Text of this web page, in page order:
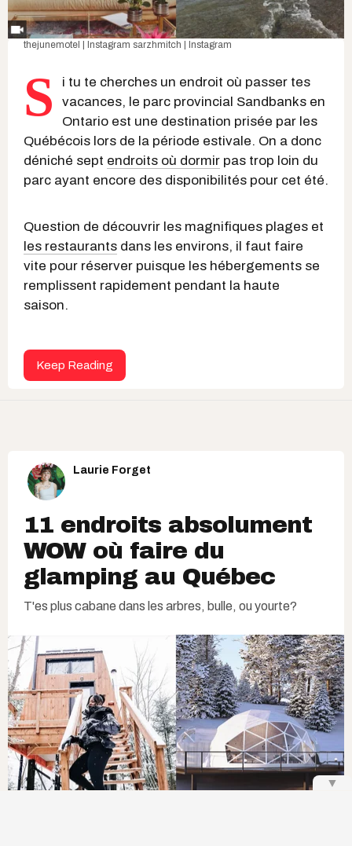
thejunemotel | Instagram sarzhmitch | Instagram
S
i tu te cherches un endroit où passer tes
vacances, le parc provincial Sandbanks en
Ontario est une destination prisée par les
Québécois lors de la période estivale. On a donc
déniché sept endroits où dormir pas trop loin du
parc ayant encore des disponibilités pour cet été.
Question de découvrir les magnifiques plages et
les restaurants dans les environs, il faut faire
vite pour réserver puisque les hébergements se
remplissent rapidement pendant la haute
saison.
Keep Reading
Laurie Forget
11 endroits absolument
WOW où faire du
glamping au Québec
T'es plus cabane dans les arbres, bulle, ou yourte?
▼